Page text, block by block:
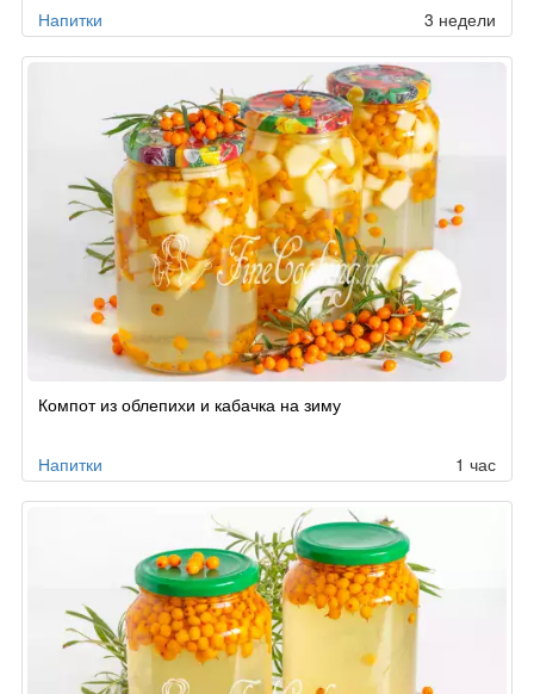
Напитки 3 недели
Компот из облепихи и кабачка на зиму
Напитки 1 час